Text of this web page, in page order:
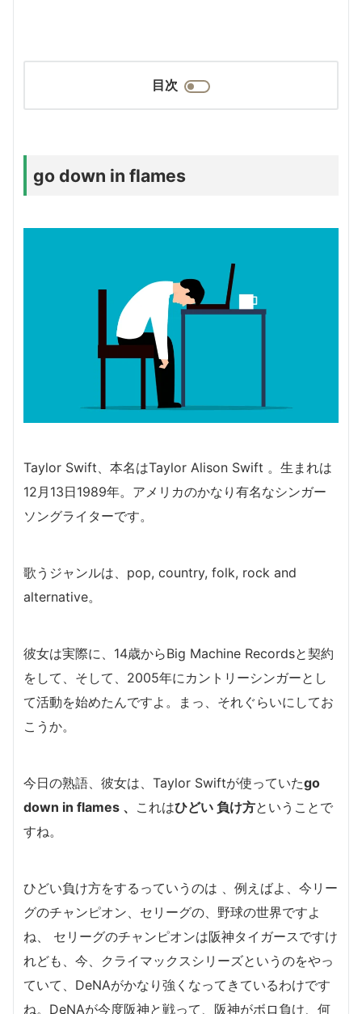
目次
go down in flames
Taylor Swift、本名はTaylor Alison Swift 。生まれは
12月13日1989年。アメリカのかなり有名なシンガー
ソングライターです。
歌うジャンルは、pop, country, folk, rock and
alternative。
彼女は実際に、14歳からBig Machine Recordsと契約
をして、そして、2005年にカントリーシンガーとし
て活動を始めたんですよ。まっ、それぐらいにしてお
こうか。
今日の熟語、彼女は、Taylor Swiftが使っていたgo
down in flames 、 これはひどい 負け方ということで
すね。
ひどい負け方をするっていうのは 、例えばよ、今リー
グのチャンピオン、セリーグの、野球の世界ですよ
ね、 セリーグのチャンピオンは阪神タイガースですけ
れども、今、クライマックスシリーズというのをやっ
ていて、DeNAがかなり強くなってきているわけです
ね。DeNAが今度阪神と戦って、阪神がボロ負け、何